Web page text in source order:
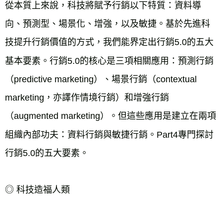
從本質上來說，科技將賦予行銷以下特質：資料導
向、預測型、場景化、增強，以及敏捷。基於先進科
技提升行銷價值的方式，我們能界定出行銷5.0的五大
基本要素。行銷5.0的核心是三項相關應用：預測行銷
（predictive marketing）、場景行銷（contextual
marketing，亦譯作情境行銷）和增強行銷
（augmented marketing）。但這些應用是建立在兩項
組織內部功夫：資料行銷與敏捷行銷。Part4專門探討
行銷5.0的五大要素。
◎ 科技造福人類